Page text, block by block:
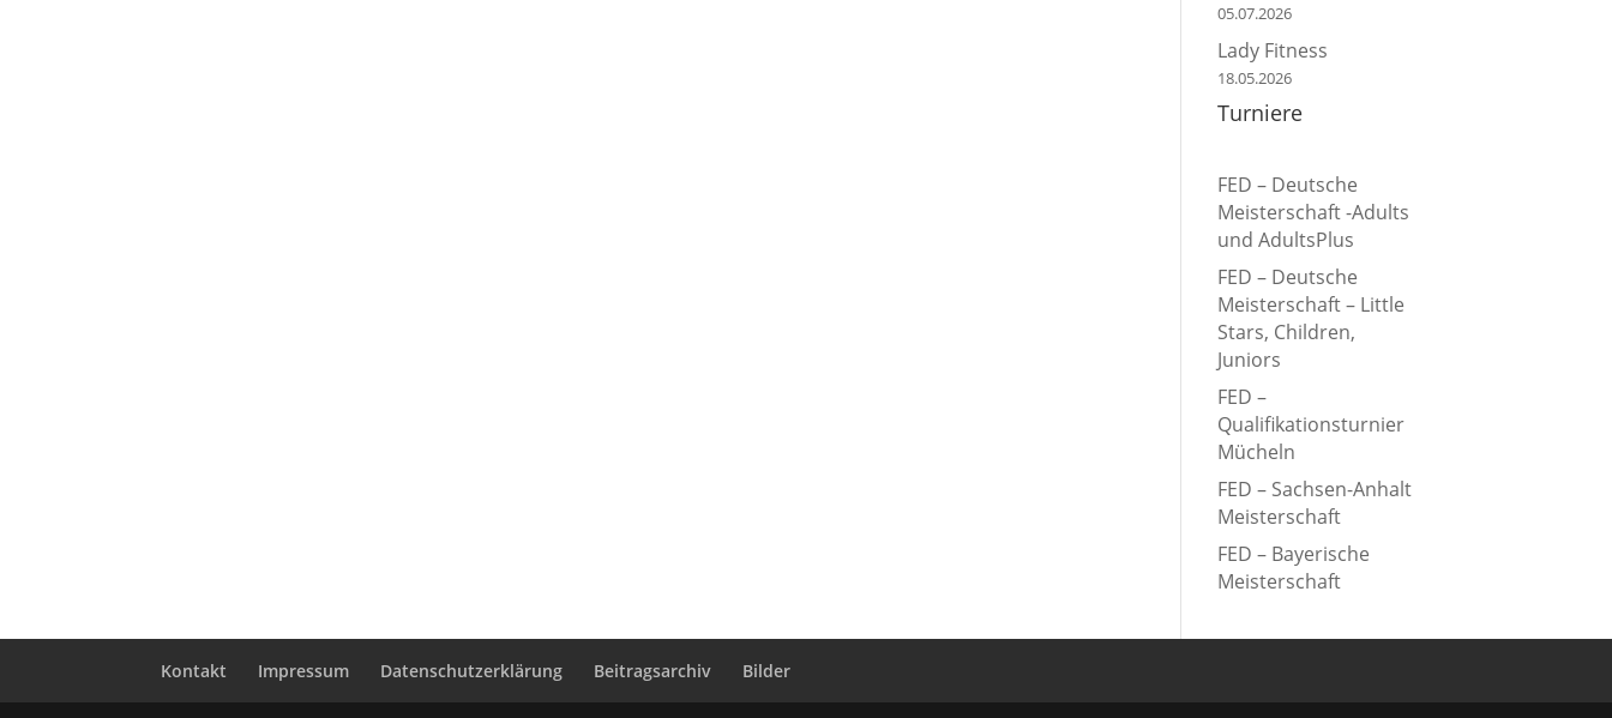
05.07.2026
Lady Fitness
18.05.2026
Turniere
FED – Deutsche
Meisterschaft -Adults
und AdultsPlus
FED – Deutsche
Meisterschaft – Little
Stars, Children,
Juniors
FED –
Qualifikationsturnier
Mücheln
FED – Sachsen-Anhalt
Meisterschaft
FED – Bayerische
Meisterschaft
Kontakt Impressum Datenschutzerklärung Beitragsarchiv Bilder